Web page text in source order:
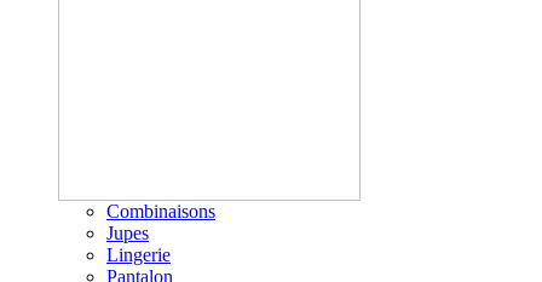
Combinaisons
Jupes
Lingerie
Pantalon